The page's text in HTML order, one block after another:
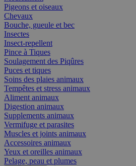
Pigeons et oiseaux
Chevaux
Bouche, gueule et bec
Insectes
Insect-repellent
Pince à Tiques
Soulagement des Piqûres
Puces et tiques
Soins des plaies animaux
Tempêtes et stress animaux
Aliment animaux
Digestion animaux
Supplements animaux
Vermifuge et parasites
Muscles et joints animaux
Accessoires animaux
Yeux et oreilles animaux
Pelage, peau et plumes